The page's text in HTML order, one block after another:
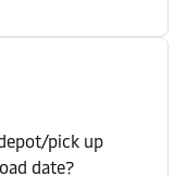
pick up
date?